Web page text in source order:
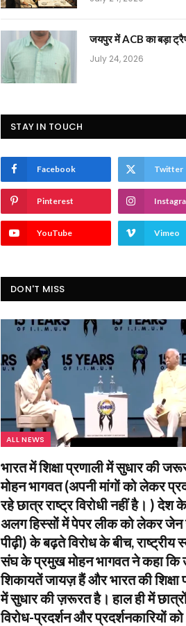
जयपुर में ACB का बड़ा
July 24, 2026
STAY IN TOUCH
Facebook Twitter
Pinterest
YouTube Vimeo
DON'T MISS
ALL NEWS
भारत में शिक्षा प्रणाली में सुधार की
मोहन भागवत (अपनी मांगों को लेकर
रहे छात्र राष्ट्र विरोधी नहीं है। )
अलग हिस्सों में पेपर लीक को लेकर जेन
पीढ़ी) के बढ़ते विरोध के बीच,
संघ के प्रमुख मोहन भागवत ने कहा कि
शिकायतें जायज़ हैं और भारत की शिक्षा
में सुधार की ज़रूरत है। हाल ही में
विरोध-प्रदर्शन और प्रदर्शनकारियों को